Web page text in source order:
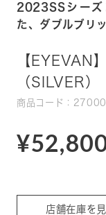
2023SSシー
た、ダブルブリ
【EYEVAN
（SILVER）
商品コード：
店舗在庫を